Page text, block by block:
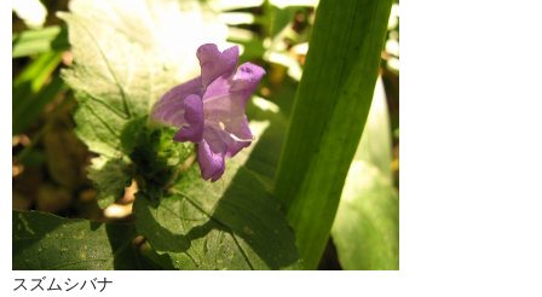
スズムシバナ